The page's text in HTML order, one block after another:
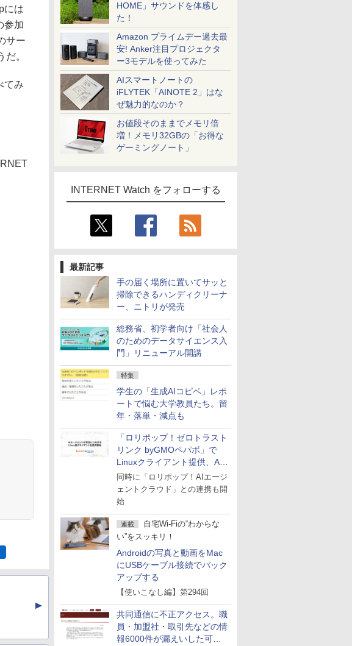
HOME」サウンドを体感し
た！
Amazon プライムデー過去最
安! Anker注目プロジェクタ
ー3モデルを使ってみた
AIスマートノートの
iFLYTEK「AINOTE 2」はな
ぜ魅力的なのか？
お値段そのままでメモリ倍
増！メモリ32GBの「お得な
ゲーミングノート」
INTERNET Watch をフォローする
最新記事
手の届く場所に置いてサッと
掃除できるハンディクリーナ
ー、ニトリが発売
総務省、初学者向け「社会人
のためのデータサイエンス入
門」リニューアル開講
特集
学生の「生成AIコピペ」レポ
ートで悩む大学教員たち。留
年・落単・減点も
「ロリポップ！ゼロトラスト
リンク byGMOペパボ」で
Linuxクライアント提供、AI
エージェントの接続が容易に
同時に「ロリポップ！AIエージ
ェントクラウド」との連携も開
始
連載
自宅Wi-Fiの“わからな
い”をスッキリ！
Androidの写真と動画をMac
にUSBケーブル接続でバック
アップする
【使いこなし編】第294回
共同通信に不正アクセス。職
員・加盟社・取引先などの情
報6000件が漏えいした可能
には
参加
サー
。
てみ
▲